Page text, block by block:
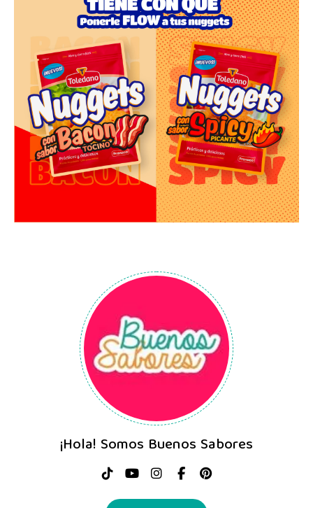
¡Hola! Somos Buenos Sabores